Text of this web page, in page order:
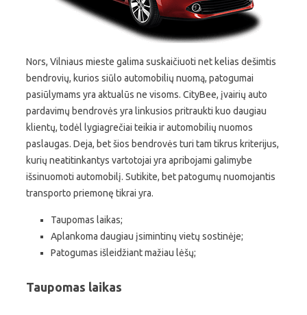
Nors, Vilniaus mieste galima suskaičiuoti net kelias dešimtis
bendrovių, kurios siūlo automobilių nuomą, patogumai
pasiūlymams yra aktualūs ne visoms. CityBee, įvairių auto
pardavimų bendrovės yra linkusios pritraukti kuo daugiau
klientų, todėl lygiagrečiai teikia ir automobilių nuomos
paslaugas. Deja, bet šios bendrovės turi tam tikrus kriterijus,
kurių neatitinkantys vartotojai yra apribojami galimybe
išsinuomoti automobilį. Sutikite, bet patogumų nuomojantis
transporto priemonę tikrai yra.
Taupomas laikas;
Aplankoma daugiau įsimintinų vietų sostinėje;
Patogumas išleidžiant mažiau lėšų;
Taupomas laikas